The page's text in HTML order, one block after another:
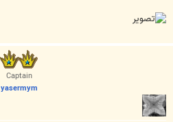
Captain
yasermym